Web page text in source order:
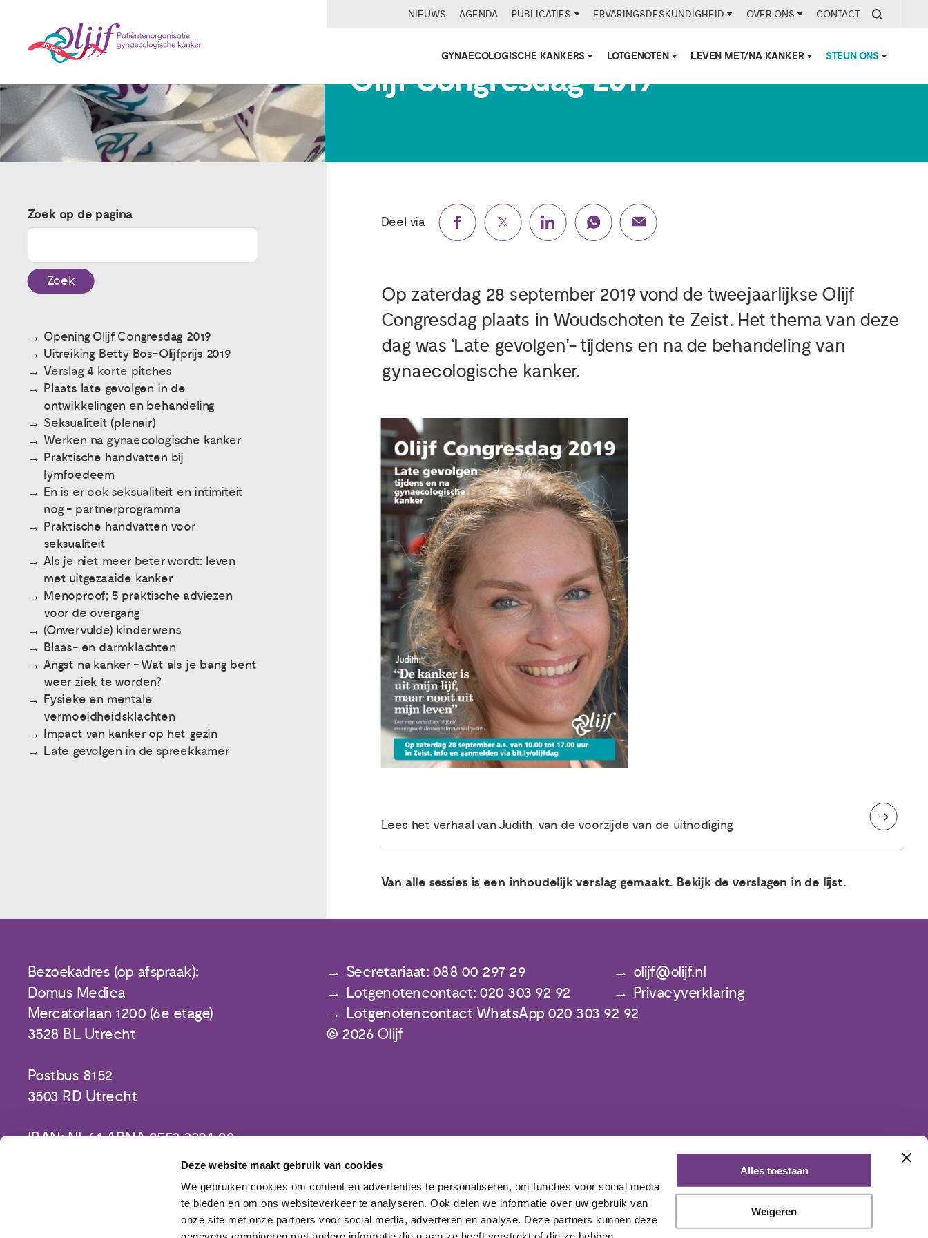
Deze website maakt gebruik van cookies
We gebruiken cookies om content en advertenties te personaliseren, om functies voor social media
te bieden en om ons websiteverkeer te analyseren. Ook delen we informatie over uw gebruik van
onze site met onze partners voor social media, adverteren en analyse. Deze partners kunnen deze
Alles toestaan
Weigeren
NIEUWS AGENDA PUBLICATIES ERVARINGSDESKUNDIGHEID OVER ONS CONTACT
GYNAECOLOGISCHE KANKERS LOTGENOTEN LEVEN MET/NA KANKER STEUN ONS
Olijf Congresdag 2019
Zoek op de pagina
Zoek
Opening Olijf Congresdag 2019
Uitreiking Betty Bos-Olijfprijs 2019
Verslag 4 korte pitches
Plaats late gevolgen in de
ontwikkelingen en behandeling
Seksualiteit (plenair)
Werken na gynaecologische kanker
Praktische handvatten bij
lymfoedeem
En is er ook seksualiteit en intimiteit
nog - partnerprogramma
Praktische handvatten voor
seksualiteit
Als je niet meer beter wordt: leven
met uitgezaaide kanker
Menoproof; 5 praktische adviezen
voor de overgang
(Onvervulde) kinderwens
Blaas- en darmklachten
Angst na kanker - Wat als je bang bent
weer ziek te worden?
Fysieke en mentale
vermoeidheidsklachten
Impact van kanker op het gezin
Late gevolgen in de spreekkamer
Deel via
Op zaterdag 28 september 2019 vond de tweejaarlijkse Olijf
Congresdag plaats in Woudschoten te Zeist. Het thema van deze
dag was ‘Late gevolgen’- tijdens en na de behandeling van
gynaecologische kanker.
Lees het verhaal van Judith, van de voorzijde van de uitnodiging
Van alle sessies is een inhoudelijk verslag gemaakt. Bekijk de verslagen in de lijst.
Bezoekadres (op afspraak):
Domus Medica
Mercatorlaan 1200 (6e etage)
3528 BL Utrecht
Postbus 8152
3503 RD Utrecht
IBAN: NL64 ABNA 0553 3394 00
Secretariaat: 088 00 297 29
olijf@olijf.nl
Lotgenotencontact: 020 303 92 92
Privacyverklaring
Lotgenotencontact WhatsApp 020 303 92 92
© 2026 Olijf
Meld je aan voor de nieuwsbrief